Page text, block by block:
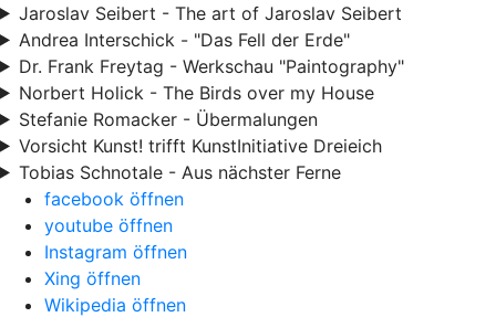
Jaroslav Seibert - The art of Jaroslav Seibert
Andrea Interschick - "Das Fell der Erde"
Dr. Frank Freytag - Werkschau "Paintography"
Norbert Holick - The Birds over my House
Stefanie Romacker - Übermalungen
Vorsicht Kunst! trifft KunstInitiative Dreieich
Tobias Schnotale - Aus nächster Ferne
facebook öffnen
youtube öffnen
Instagram öffnen
Xing öffnen
Wikipedia öffnen